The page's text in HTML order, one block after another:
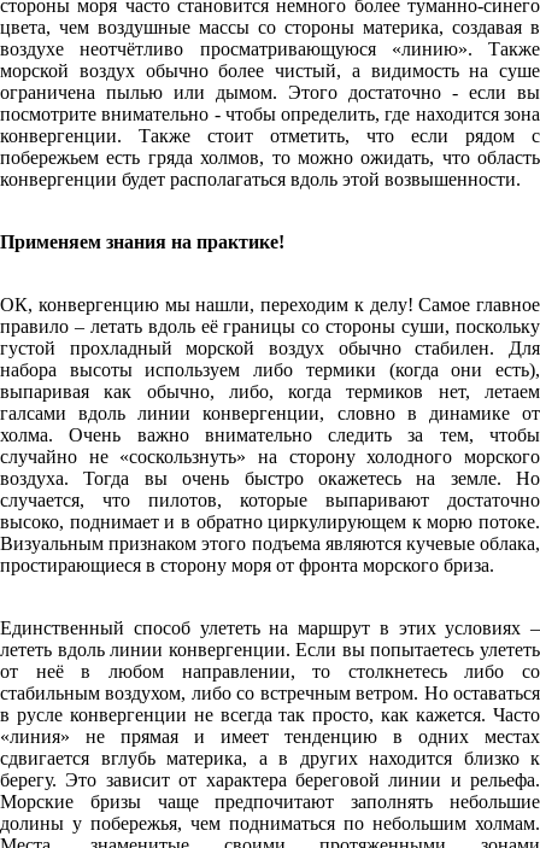
стороны моря часто становится немного более туманно-синего
цвета, чем воздушные массы со стороны материка, создавая в
воздухе неотчётливо просматривающуюся «линию». Также
морской воздух обычно более чистый, а видимость на суше
ограничена пылью или дымом. Этого достаточно - если вы
посмотрите внимательно - чтобы определить, где находится зона
конвергенции. Также стоит отметить, что если рядом с
побережьем есть гряда холмов, то можно ожидать, что область
конвергенции будет располагаться вдоль этой возвышенности.
Применяем знания на практике!
ОК, конвергенцию мы нашли, переходим к делу! Самое главное
правило – летать вдоль её границы со стороны суши, поскольку
густой прохладный морской воздух обычно стабилен. Для
набора высоты используем либо термики (когда они есть),
выпаривая как обычно, либо, когда термиков нет, летаем
галсами вдоль линии конвергенции, словно в динамике от
холма. Очень важно внимательно следить за тем, чтобы
случайно не «соскользнуть» на сторону холодного морского
воздуха. Тогда вы очень быстро окажетесь на земле. Но
случается, что пилотов, которые выпаривают достаточно
высоко, поднимает и в обратно циркулирующем к морю потоке.
Визуальным признаком этого подъема являются кучевые облака,
простирающиеся в сторону моря от фронта морского бриза.
Единственный способ улететь на маршрут в этих условиях –
лететь вдоль линии конвергенции. Если вы попытаетесь улететь
от неё в любом направлении, то столкнетесь либо со
стабильным воздухом, либо со встречным ветром. Но оставаться
в русле конвергенции не всегда так просто, как кажется. Часто
«линия» не прямая и имеет тенденцию в одних местах
сдвигается вглубь материка, а в других находится близко к
берегу. Это зависит от характера береговой линии и рельефа.
Морские бризы чаще предпочитают заполнять небольшие
долины у побережья, чем подниматься по небольшим холмам.